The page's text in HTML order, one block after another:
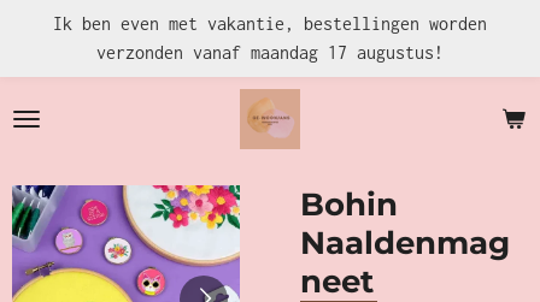
naar
de
Ik ben even met vakantie, bestellingen worden
verzonden vanaf maandag 17 augustus!
Bohin
Naaldenmag
neet